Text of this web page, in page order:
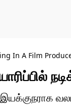
In A Film
இயக்குநராக